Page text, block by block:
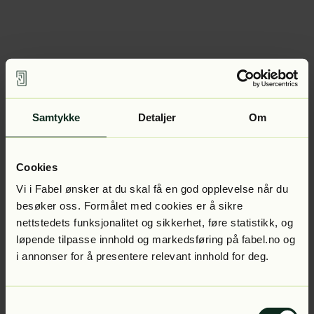
Samtykke Detaljer Om
Cookies
Vi i Fabel ønsker at du skal få en god opplevelse når du
besøker oss. Formålet med cookies er å sikre
nettstedets funksjonalitet og sikkerhet, føre statistikk, og
løpende tilpasse innhold og markedsføring på fabel.no og
i annonser for å presentere relevant innhold for deg.